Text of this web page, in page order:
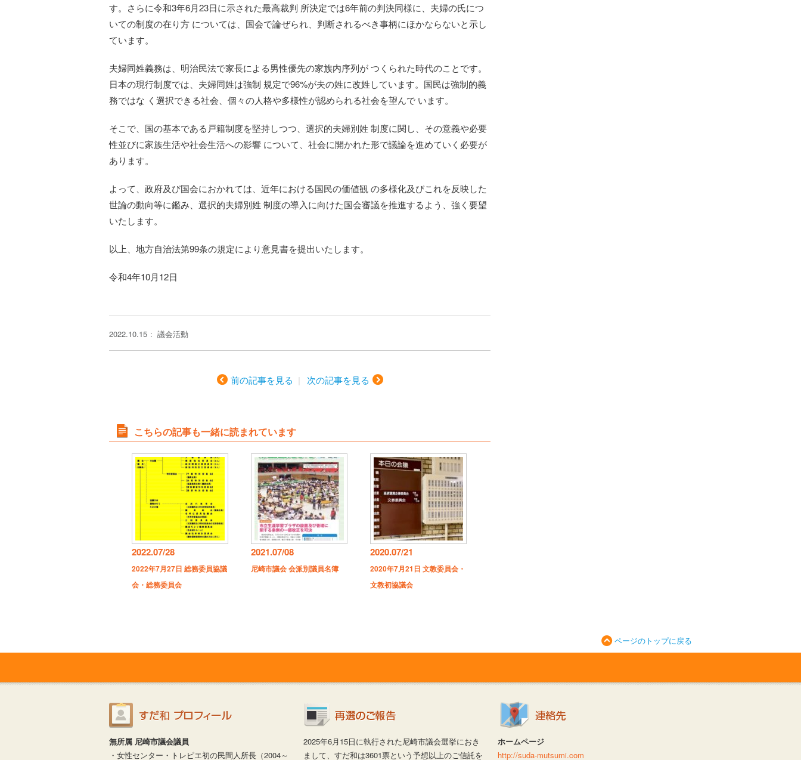
す。さらに令和3年6月23日に示された最高裁判 所決定では6年前の判決同様に、夫婦の氏につ
いての制度の在り方 については、国会で論ぜられ、判断されるべき事柄にほかならないと示し
ています。
夫婦同姓義務は、明治民法で家長による男性優先の家族内序列が つくられた時代のことです。
日本の現行制度では、夫婦同姓は強制 規定で96%が夫の姓に改姓しています。国民は強制的義
務ではな く選択できる社会、個々の人格や多様性が認められる社会を望んで います。
そこで、国の基本である戸籍制度を堅持しつつ、選択的夫婦別姓 制度に関し、その意義や必要
性並びに家族生活や社会生活への影響 について、社会に開かれた形で議論を進めていく必要が
あります。
よって、政府及び国会におかれては、近年における国民の価値観 の多様化及びこれを反映した
世論の動向等に鑑み、選択的夫婦別姓 制度の導入に向けた国会審議を推進するよう、強く要望
いたします。
以上、地方自治法第99条の規定により意見書を提出いたします。
令和4年10月12日
2022.10.15 議会活動
前の記事を見る 次の記事を見る
こちらの記事も一緒に読まれています
2022.07/28
2022年7月27日 総務委員協議
会・総務委員会
2021.07/08
尼崎市議会 会派別議員名簿
2020.07/21
2020年7月21日 文教委員会・
文教初協議会
ページのトップに戻る
無所属 尼崎市議会議員
・女性センター・トレピエ初の民間人所長（2004～
2025年6月15日に執行された尼崎市議会選挙におき
まして、すだ和は3601票という予想以上のご信託を
ホームページ
http://suda-mutsumi.com